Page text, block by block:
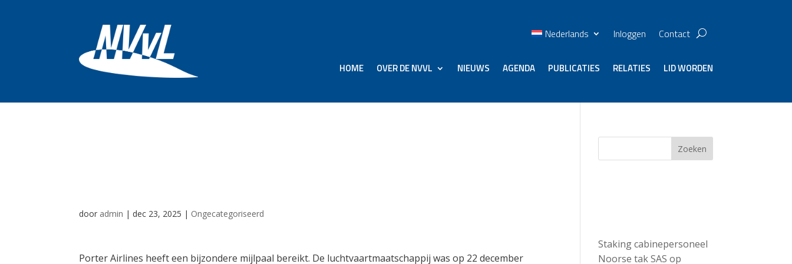
Nederlands Inloggen Contact
HOME OVER DE NVVL NIEUWS AGENDA PUBLICATIES RELATIES LID WORDEN
door admin |dec 23, 2025 | Ongecategoriseerd
Porter Airlines heeft een bijzondere mijlpaal bereikt. De luchtvaartmaatschappij was op 22 december
Zoeken
Staking cabinepersoneel
Noorse tak SAS op